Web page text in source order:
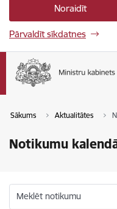
Noraidīt
Pārvaldīt sīkdatnes
Sākums Aktualitātes
Notikumu
Meklēt notikumu